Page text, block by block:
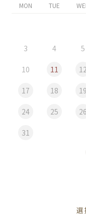
MON TUE
3 4 5
10 11 12
17 18 19
24 25 26
31